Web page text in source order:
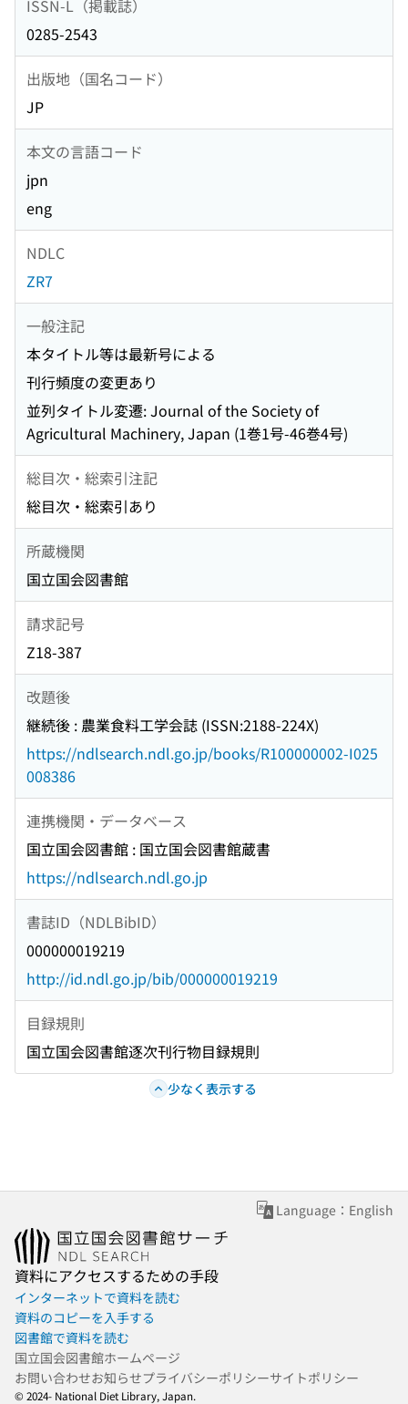
ISSN-L（掲載誌）
0285-2543
出版地（国名コード）
JP
本文の言語コード
jpn
eng
NDLC
ZR7
一般注記
本タイトル等は最新号による
刊行頻度の変更あり
並列タイトル変遷: Journal of the Society of
Agricultural Machinery, Japan (1巻1号-46巻4号)
総目次・総索引注記
総目次・総索引あり
所蔵機関
国立国会図書館
請求記号
Z18-387
改題後
継続後 : 農業食料工学会誌 (ISSN:2188-224X)
https://ndlsearch.ndl.go.jp/books/R100000002-I025
008386
連携機関・データベース
国立国会図書館 : 国立国会図書館蔵書
https://ndlsearch.ndl.go.jp
書誌ID（NDLBibID）
000000019219
http://id.ndl.go.jp/bib/000000019219
目録規則
国立国会図書館逐次刊行物目録規則
少なく表示する
Language：English
資料にアクセスするための手段
インターネットで資料を読む
資料のコピーを入手する
図書館で資料を読む
国立国会図書館ホームページ
お問い合わせお知らせプライバシーポリシーサイトポリシー
© 2024- National Diet Library, Japan.